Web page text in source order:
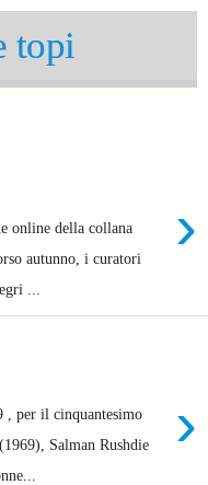
topi
›
online della collana
autunno, i curatori
...
›
, per il cinquantesimo
Salman Rushdie